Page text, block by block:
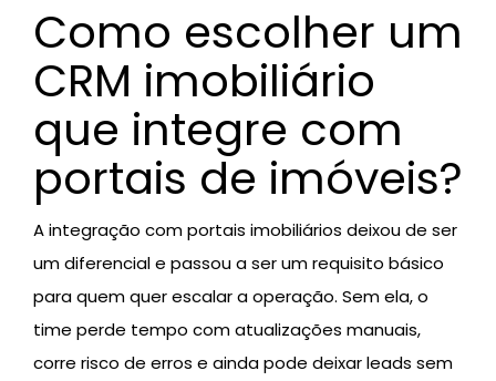
Como escolher um
CRM imobiliário
que integre com
portais de imóveis?
A integração com portais imobiliários deixou de ser
um diferencial e passou a ser um requisito básico
para quem quer escalar a operação. Sem ela, o
time perde tempo com atualizações manuais,
corre risco de erros e ainda pode deixar leads sem